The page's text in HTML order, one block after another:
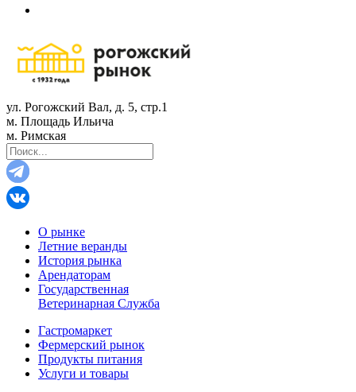
ул. Рогожский Вал, д. 5, стр.1
м. Площадь Ильича
м. Римская
О рынке
Летние веранды
История рынка
Арендаторам
Государственная
Ветеринарная Служба
Гастромаркет
Фермерский рынок
Продукты питания
Услуги и товары